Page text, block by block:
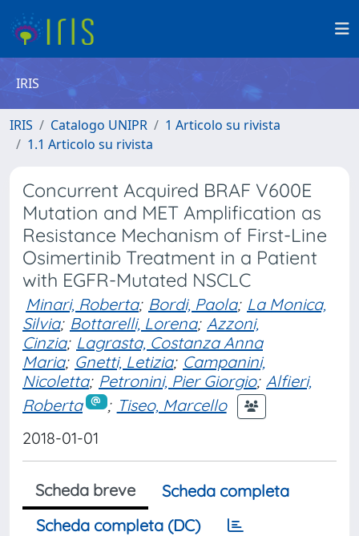
IRIS
IRIS Catalogo UNIPR
1 Articolo su rivista
1.1 Articolo su rivista
Concurrent Acquired BRAF V600E
Mutation and MET Amplification as
Resistance Mechanism of First-Line
Osimertinib Treatment in a Patient
with EGFR-Mutated NSCLC
Minari, Roberta; Bordi, Paola; La Monica,
Silvia; Bottarelli, Lorena; Azzoni,
Cinzia; Lagrasta, Costanza Anna
Maria; Gnetti, Letizia; Campanini,
Nicoletta; Petronini, Pier Giorgio; Alfieri,
Roberta
; Tiseo, Marcello
2018-01-01
Scheda breve
Scheda completa
Scheda completa (DC)